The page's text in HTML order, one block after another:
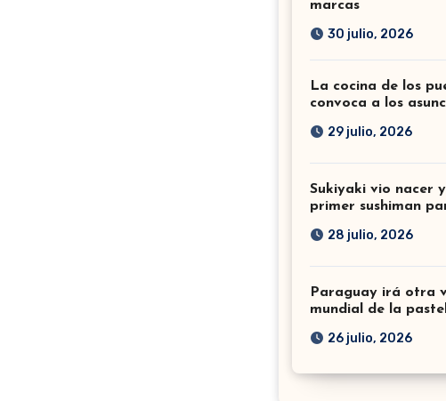
marcas
30 julio, 2026
La cocina de los
convoca a los
29 julio, 2026
Sukiyaki vio nacer
primer sushiman
28 julio, 2026
Paraguay irá otra
mundial de la
26 julio, 2026